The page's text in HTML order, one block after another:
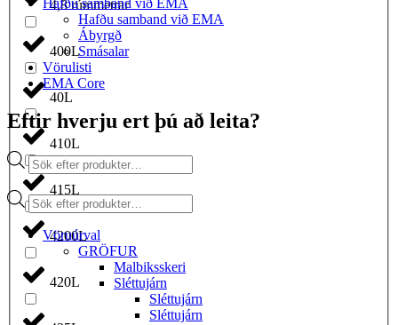
4,8 rúmmetrar
400L
40L
410L
415L
4200L
420L
Hafðu samband við EMA
Hafðu samband við EMA
Ábyrgð
Smásalar
Vörulisti
EMA Core
Eftir hverju ert þú að leita?
Products
search
Products
search
Vöruúrval
GRÖFUR
Malbiksskeri
Sléttujárn
Sléttujárn
Sléttujárn